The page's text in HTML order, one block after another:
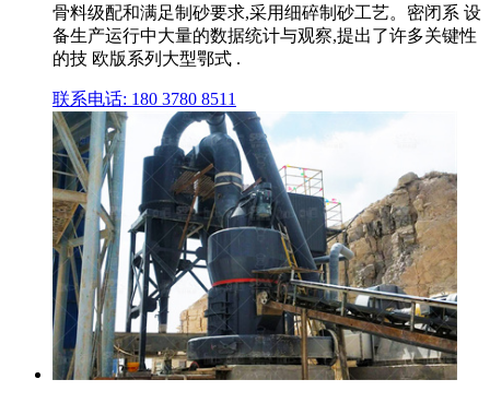
骨料级配和满足制砂要求,采用细碎制砂工艺。密闭系 设
备生产运行中大量的数据统计与观察,提出了许多关键性
的技 欧版系列大型鄂式 .
联系电话: 180 3780 8511